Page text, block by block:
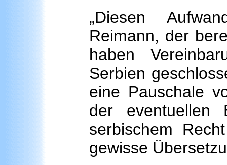
„Diesen
Reimann, der
haben
Serbien
eine Pauschale
der eventuellen
serbischem
gewisse